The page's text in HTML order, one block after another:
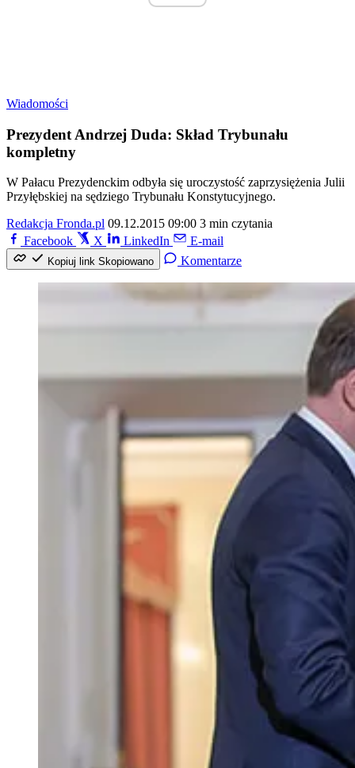
Wiadomości
Prezydent Andrzej Duda: Skład Trybunału
kompletny
W Pałacu Prezydenckim odbyła się uroczystość zaprzysiężenia Julii
Przyłębskiej na sędziego Trybunału Konstytucyjnego.
Redakcja Fronda.pl 09.12.2015 09:00 3 min czytania
Facebook
X LinkedIn E-mail
Kopiuj link Skopiowano Komentarze